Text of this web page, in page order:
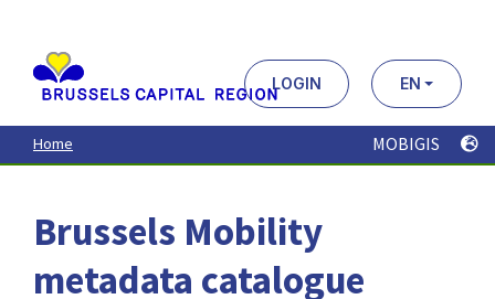
contenu
principal
LOGIN EN
Home MOBIGIS
Brussels Mobility
metadata catalogue